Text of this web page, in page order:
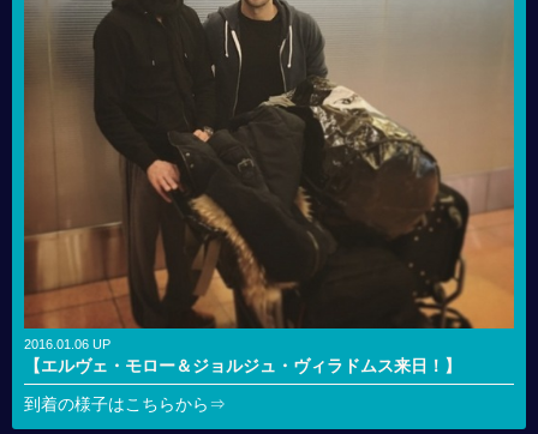
2016.01.06 UP
【エルヴェ・モロー＆ジョルジュ・ヴィラドムス来日！】
到着の様子はこちらから⇒